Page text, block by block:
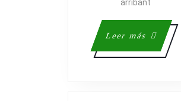
arribant
Leer más
Leer
más